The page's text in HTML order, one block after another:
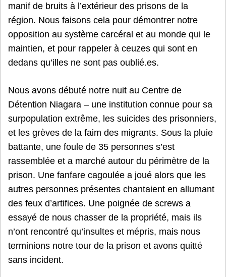
manif de bruits à l’extérieur des prisons de la
région. Nous faisons cela pour démontrer notre
opposition au système carcéral et au monde qui le
maintien, et pour rappeler à ceuzes qui sont en
dedans qu’illes ne sont pas oublié.es.
Nous avons débuté notre nuit au Centre de
Détention Niagara – une institution connue pour sa
surpopulation extrême, les suicides des prisonniers,
et les grèves de la faim des migrants. Sous la pluie
battante, une foule de 35 personnes s’est
rassemblée et a marché autour du périmètre de la
prison. Une fanfare cagoulée a joué alors que les
autres personnes présentes chantaient en allumant
des feux d’artifices. Une poignée de screws a
essayé de nous chasser de la propriété, mais ils
n’ont rencontré qu’insultes et mépris, mais nous
terminions notre tour de la prison et avons quitté
sans incident.